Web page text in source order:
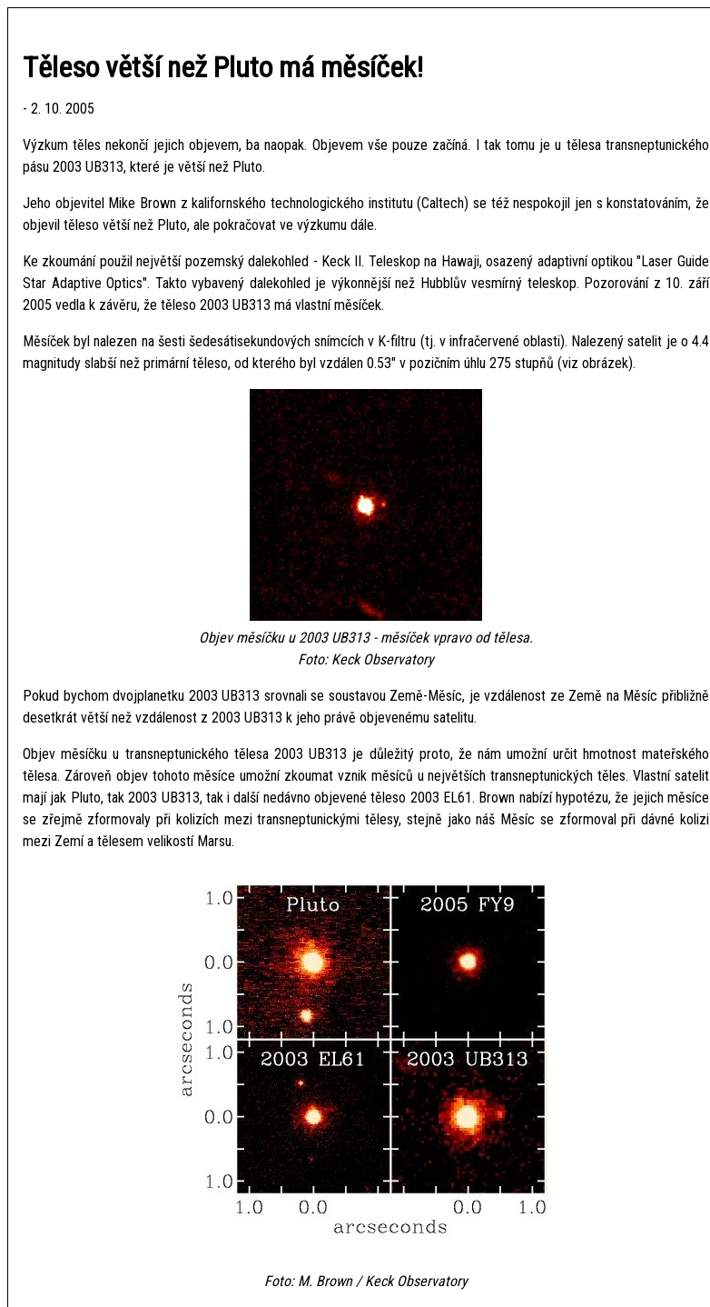
Těleso větší než Pluto má měsíček!
- 2. 10. 2005
Výzkum těles nekončí jejich objevem, ba naopak. Objevem vše pouze začíná. I tak tomu je u tělesa transneptunického
pásu 2003 UB313, které je větší než Pluto.
Jeho objevitel Mike Brown z kalifornského technologického institutu (Caltech) se též nespokojil jen s konstatováním, že
objevil těleso větší než Pluto, ale pokračovat ve výzkumu dále.
Ke zkoumání použil největší pozemský dalekohled - Keck II. Teleskop na Hawaji, osazený adaptivní optikou "Laser Guide
Star Adaptive Optics". Takto vybavený dalekohled je výkonnější než Hubblův vesmírný teleskop. Pozorování z 10. září
2005 vedla k závěru, že těleso 2003 UB313 má vlastní měsíček.
Měsíček byl nalezen na šesti šedesátisekundových snímcích v K-filtru (tj. v infračervené oblasti). Nalezený satelit je o 4.4
magnitudy slabší než primární těleso, od kterého byl vzdálen 0.53" v pozičním úhlu 275 stupňů (viz obrázek).
Objev měsíčku u 2003 UB313 - měsíček vpravo od tělesa.
Foto: Keck Observatory
Pokud bychom dvojplanetku 2003 UB313 srovnali se soustavou Země-Měsíc, je vzdálenost ze Země na Měsíc přibližně
desetkrát větší než vzdálenost z 2003 UB313 k jeho právě objevenému satelitu.
Objev měsíčku u transneptunického tělesa 2003 UB313 je důležitý proto, že nám umožní určit hmotnost mateřského
tělesa. Zároveň objev tohoto měsíce umožní zkoumat vznik měsíců u největších transneptunických těles. Vlastní satelit
mají jak Pluto, tak 2003 UB313, tak i další nedávno objevené těleso 2003 EL61. Brown nabízí hypotézu, že jejich měsíce
se zřejmě zformovaly při kolizích mezi transneptunickými tělesy, stejně jako náš Měsíc se zformoval při dávné kolizi
mezi Zemí a tělesem velikostí Marsu.
Foto: M. Brown / Keck Observatory